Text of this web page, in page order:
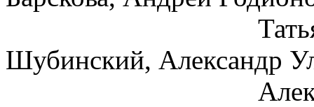
Татьяна
Шубинский, Александр
Александр